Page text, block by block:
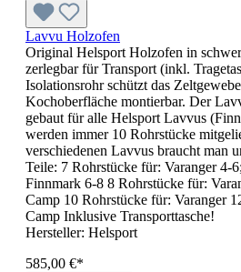
Lavvu Holzofen
Original Helsport Holzofen in
zerlegbar für Transport (inkl.
Isolationsrohr schützt das
Kochoberfläche montierbar. Der
gebaut für alle Helsport Lavvus
werden immer 10 Rohrstücke
verschiedenen Lavvus braucht man
Teile: 7 Rohrstücke für: Varanger 4-
Finnmark 6-8 8 Rohrstücke für:
Camp 10 Rohrstücke für: Varanger
Camp Inklusive Transporttasche!
Hersteller: Helsport
585,00 €*